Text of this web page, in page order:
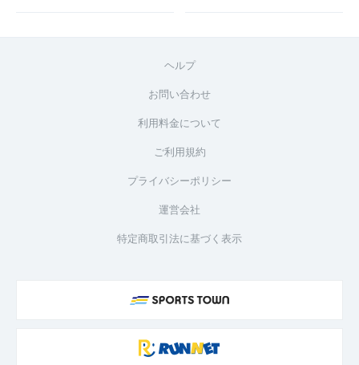
ヘルプ
お問い合わせ
利用料金について
ご利用規約
プライバシーポリシー
運営会社
特定商取引法に基づく表示